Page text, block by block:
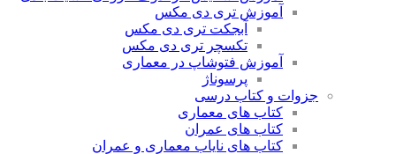
آموزش تری دی مکس
آبجکت تری دی مکس
تکسچر تری دی مکس
آموزش فتوشاپ در معماری
پرسوناژ
جزوات و کتاب درسی
کتاب های معماری
کتاب های عمران
کتاب های نایاب معماری و عمران